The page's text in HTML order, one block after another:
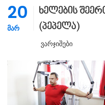
20
ᲛᲐᲠ
ხელების
(პეპელა)
Ვარჯიშები